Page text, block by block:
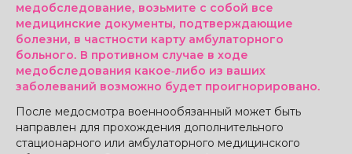
медобследование, возьмите с собой все
медицинские документы, подтверждающие
болезни, в частности карту амбулаторного
больного. В противном случае в ходе
медобследования какое-либо из ваших
заболеваний возможно будет проигнорировано.
После медосмотра военнообязанный может быть
направлен для прохождения дополнительного
стационарного или амбулаторного медицинского